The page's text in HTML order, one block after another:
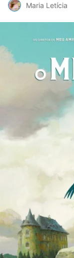
Maria Letícia